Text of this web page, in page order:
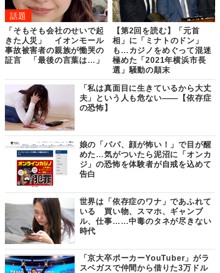
話題
「そもそも会社のせいで起
きた人災」 イオンモール
事故被害者の親族が慟哭の
証言 「最後の言葉は…」
【第2回を読む】「元首
相」に「ミナトのドン」
も…カジノをめぐって混迷
極めた「2021年横浜市長
選」騒動の顛末
「私は真面目に生きているから大丈
夫」という人も危ない――【依存症
の恐怖】
娘の「パパ、顔が怖い！」で目が醒
めた…気がついたら泥沼に「オンカ
ジ」の恐怖を体験者が自戒を込めて
告白
世界は「依存症のワナ」であふれて
いる 買い物、スマホ、ギャンブ
ル、仕事……中毒のタネが尽きない
時代
「京大卒ポーカーYouTuber」がラ
スベガスで仲間から借りた3万ドル